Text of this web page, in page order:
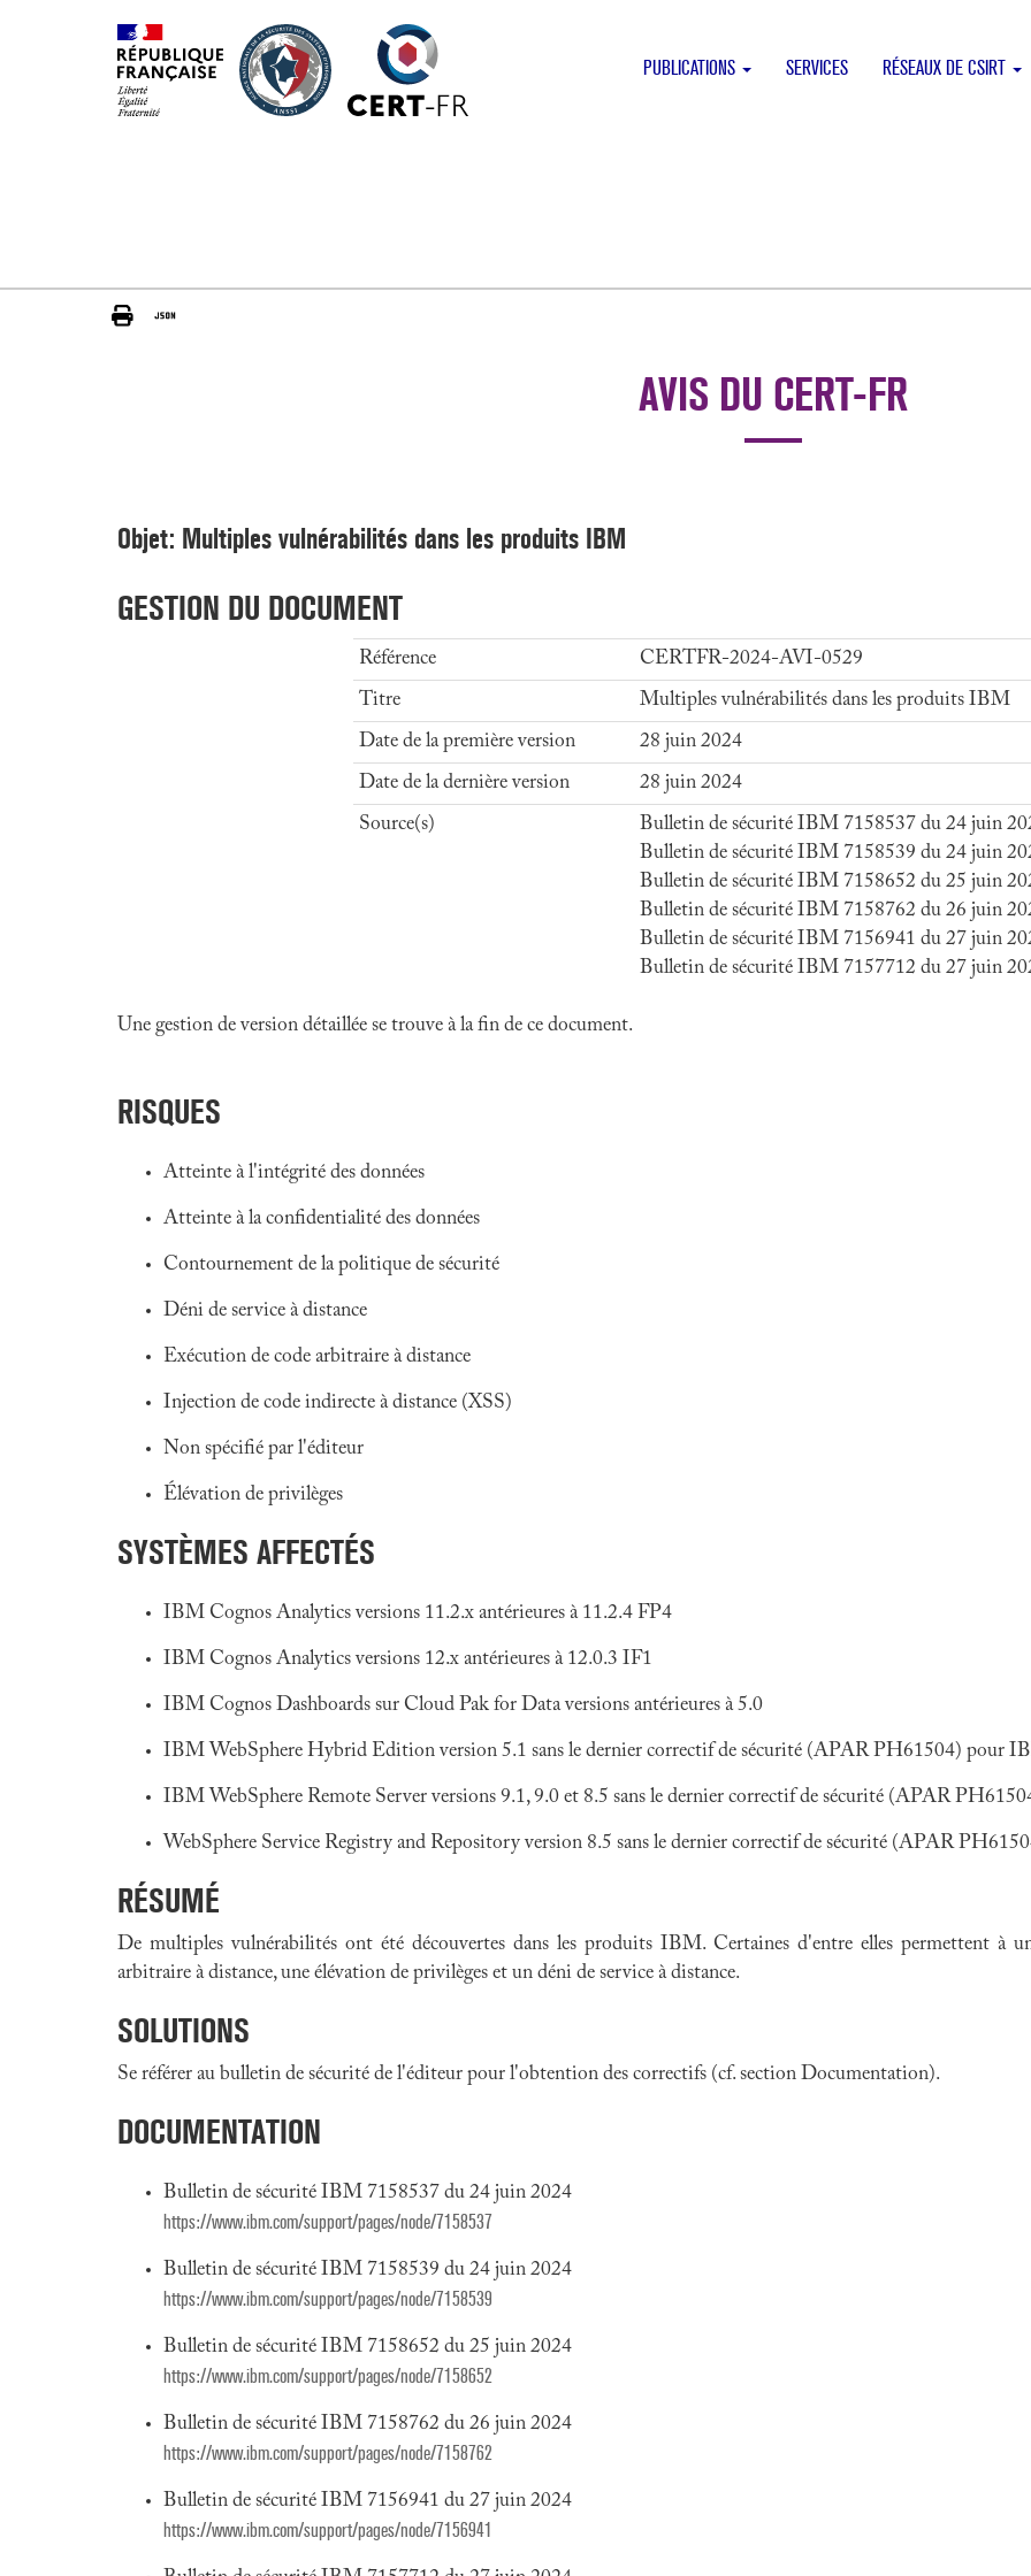
PUBLICATIONS SERVICES RÉSEAUX DE CSIRT
AVIS DU CERT-FR
Objet: Multiples vulnérabilités dans les produits IBM
GESTION DU DOCUMENT
Référence
CERTFR-2024-AVI-0529
Titre
Multiples vulnérabilités dans les produits IBM
Date de la première version
28 juin 2024
Date de la dernière version
28 juin 2024
Source(s)
Bulletin de sécurité IBM 7158537 du 24 juin
Bulletin de sécurité IBM 7158539 du 24 juin
Bulletin de sécurité IBM 7158652 du 25 juin
Bulletin de sécurité IBM 7158762 du 26 juin
Bulletin de sécurité IBM 7156941 du 27 juin
Bulletin de sécurité IBM 7157712 du 27 juin
Une gestion de version détaillée se trouve à la fin de ce document.
RISQUES
Atteinte à l'intégrité des données
Atteinte à la confidentialité des données
Contournement de la politique de sécurité
Déni de service à distance
Exécution de code arbitraire à distance
Injection de code indirecte à distance (XSS)
Non spécifié par l'éditeur
Élévation de privilèges
SYSTÈMES AFFECTÉS
IBM Cognos Analytics versions 11.2.x antérieures à 11.2.4 FP4
IBM Cognos Analytics versions 12.x antérieures à 12.0.3 IF1
IBM Cognos Dashboards sur Cloud Pak for Data versions antérieures à 5.0
IBM WebSphere Hybrid Edition version 5.1 sans le dernier correctif de sécurité (APAR PH61504) pour
IBM WebSphere Remote Server versions 9.1, 9.0 et 8.5 sans le dernier correctif de sécurité (APAR
WebSphere Service Registry and Repository version 8.5 sans le dernier correctif de sécurité (APAR
RÉSUMÉ
De multiples vulnérabilités ont été découvertes dans les produits IBM. Certaines d'entre elles permettent à
arbitraire à distance, une élévation de privilèges et un déni de service à distance.
SOLUTIONS
Se référer au bulletin de sécurité de l'éditeur pour l'obtention des correctifs (cf. section Documentation).
DOCUMENTATION
Bulletin de sécurité IBM 7158537 du 24 juin 2024
https://www.ibm.com/support/pages/node/7158537
Bulletin de sécurité IBM 7158539 du 24 juin 2024
https://www.ibm.com/support/pages/node/7158539
Bulletin de sécurité IBM 7158652 du 25 juin 2024
https://www.ibm.com/support/pages/node/7158652
Bulletin de sécurité IBM 7158762 du 26 juin 2024
https://www.ibm.com/support/pages/node/7158762
Bulletin de sécurité IBM 7156941 du 27 juin 2024
https://www.ibm.com/support/pages/node/7156941